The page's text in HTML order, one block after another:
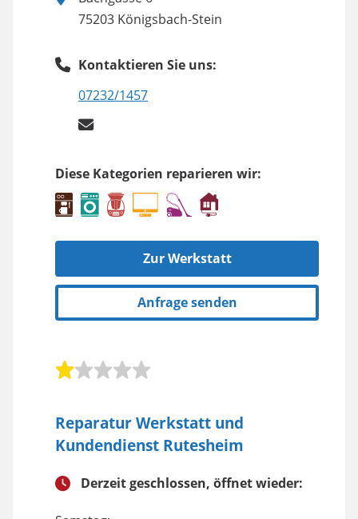
75203 Königsbach-Stein
Kontaktieren Sie uns:
07232/1457
Diese Kategorien reparieren wir:
Zur Werkstatt
Anfrage senden
Reparatur Werkstatt und
Kundendienst Rutesheim
Derzeit geschlossen, öffnet wieder: